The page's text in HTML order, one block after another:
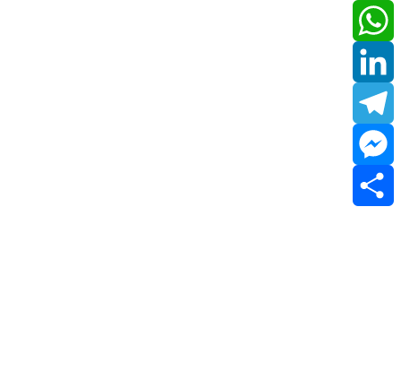
Email
WhatsApp
LinkedIn
Telegram
Messenger